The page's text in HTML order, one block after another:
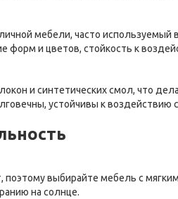
мебели, часто используемый
форм и цветов, стойкость к
и синтетических смол, что
устойчивы к воздействию
выбирайте мебель с
на солнце.